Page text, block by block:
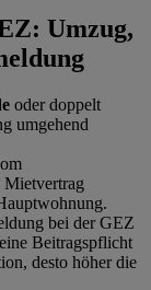
Umzug,
oder doppelt
umgehend
bei der GEZ
Beitragspflicht
desto höher die